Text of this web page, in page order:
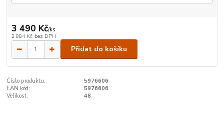
3 490 Kč/ks
2 884 Kč bez DPH
Přidat do košíku
Číslo produktu:
5976606
EAN kód:
5976606
Velikost:
48